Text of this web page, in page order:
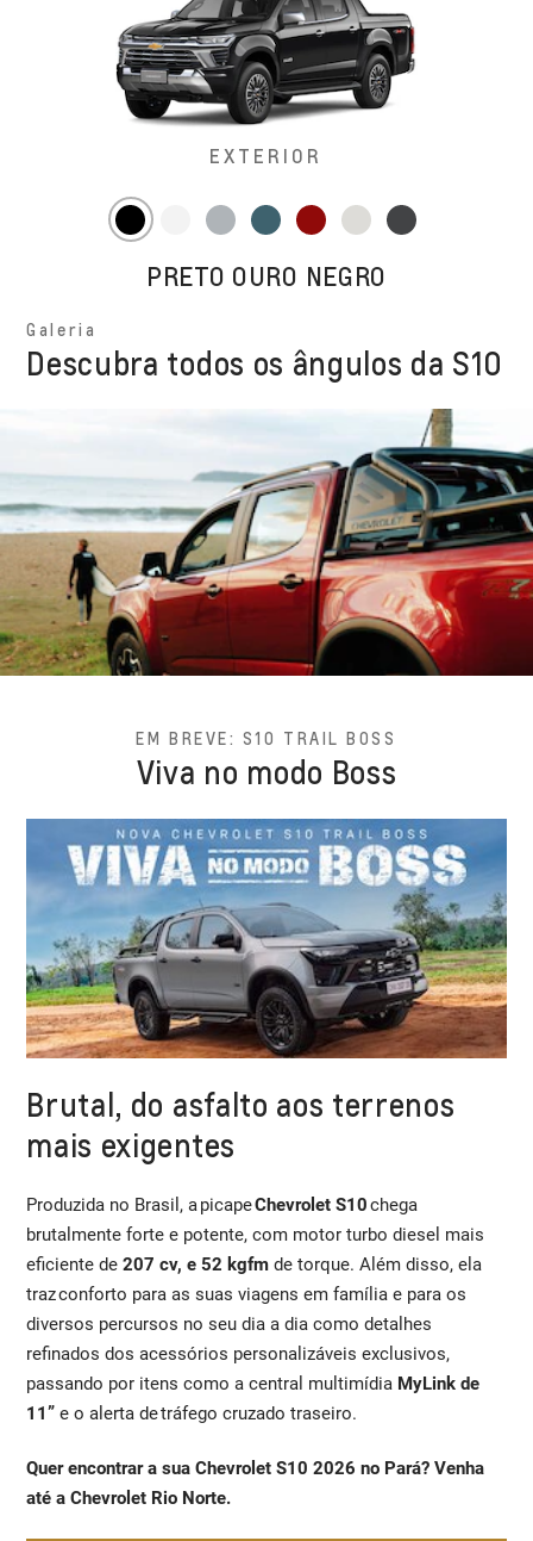
EXTERIOR
PRETO OURO NEGRO
Galeria
Descubra todos os ângulos da S10
EM BREVE: S10 TRAIL BOSS
Viva no modo Boss
Brutal, do asfalto aos terrenos
mais exigentes
Produzida no Brasil, a picapeChevrolet S10chega
brutalmente forte e potente, com motor turbo diesel mais
eficiente de207 cv, e 52 kgfm de torque. Além disso, ela
traz conforto para as suas viagens em família e para os
diversos percursos no seu dia a dia como detalhes
refinados dos acessórios personalizáveis exclusivos,
passando por itens como a central multimídia MyLink de
11” e o alerta de tráfego cruzado traseiro.
Quer encontrar a sua Chevrolet S10 2026 no Pará? Venha
até a Chevrolet Rio Norte.